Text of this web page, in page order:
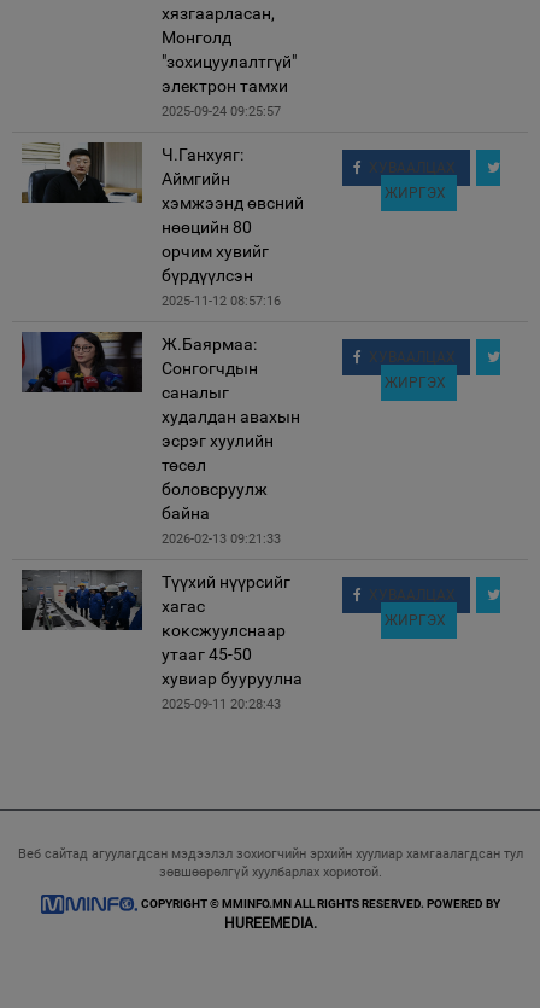
хязгаарласан,
Монголд
"зохицуулалтгүй"
электрон тамхи
2025-09-24 09:25:57
Ч.Ганхуяг:
Аймгийн
хэмжээнд өвсний
нөөцийн 80
орчим хувийг
бүрдүүлсэн
2025-11-12 08:57:16
ХУВААЛЦАХ
ЖИРГЭХ
Ж.Баярмаа:
Сонгогчдын
саналыг
худалдан авахын
эсрэг хуулийн
төсөл
боловсруулж
байна
2026-02-13 09:21:33
ХУВААЛЦАХ
ЖИРГЭХ
Түүхий нүүрсийг
хагас
коксжуулснаар
утааг 45-50
хувиар бууруулна
2025-09-11 20:28:43
ХУВААЛЦАХ
ЖИРГЭХ
Веб сайтад агуулагдсан мэдээлэл зохиогчийн эрхийн хуулиар хамгаалагдсан тул
зөвшөөрөлгүй хуулбарлах хориотой.
COPYRIGHT © MMINFO.MN ALL RIGHTS RESERVED. POWERED BY
HUREEMEDIA.